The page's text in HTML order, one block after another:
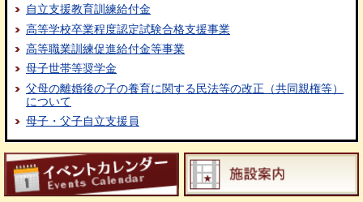
自立支援教育訓練給付金
高等学校卒業程度認定試験合格支援事業
高等職業訓練促進給付金等事業
母子世帯等奨学金
父母の離婚後の子の養育に関する民法等の改正（共同親権等）
について
母子・父子自立支援員